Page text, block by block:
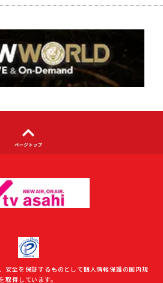
ついて
安全を保証するものとして個人情報保護の国内規
取得しています。